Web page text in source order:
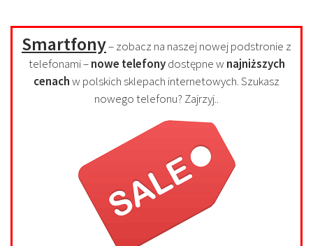
Smartfony– zobacz na naszej nowej podstronie z
telefonami –nowe telefonydostępne w najniższych
cenachw polskich sklepach internetowych. Szukasz
nowego telefonu? Zajrzyj..